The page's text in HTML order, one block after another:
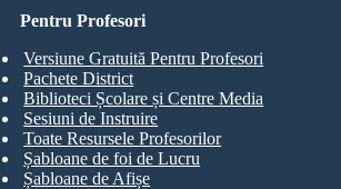
Pentru Profesori
Versiune Gratuită Pentru Profesori
Pachete District
Biblioteci Școlare și Centre Media
Sesiuni de Instruire
Toate Resursele Profesorilor
Șabloane de foi de Lucru
Șabloane de Afișe